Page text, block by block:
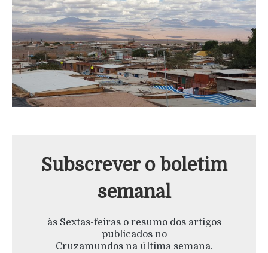
Subscrever o boletim
semanal
às Sextas-feiras o resumo dos artigos
publicados no
Cruzamundos na última semana.